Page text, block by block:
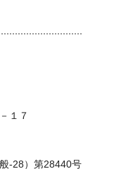
１７
-28）第28440号